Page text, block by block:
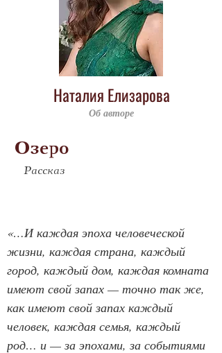
Наталия Елизарова
Об авторе
Озеро
Рассказ
«…И каждая эпоха человеческой
жизни, каждая страна, каждый
город, каждый дом, каждая комната
имеют свой запах — точно так же,
как имеют свой запах каждый
человек, каждая семья, каждый
род… и — за эпохами, за событиями